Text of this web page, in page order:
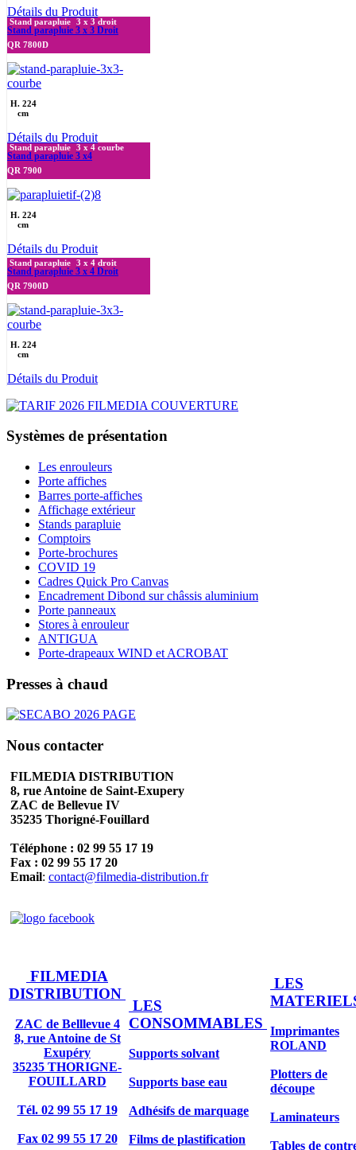
Détails du Produit
Stand parapluie 3 x 3 droit
Stand parapluie 3 x 3 Droit
QR 7800D
H. 224
cm
Détails du Produit
Stand parapluie 3 x 4 courbe
Stand parapluie 3 x4
QR 7900
H. 224
cm
Détails du Produit
Stand parapluie 3 x 4 droit
Stand parapluie 3 x 4 Droit
QR 7900D
H. 224
cm
Détails du Produit
Systèmes de présentation
Les enrouleurs
Porte affiches
Barres porte-affiches
Affichage extérieur
Stands parapluie
Comptoirs
Porte-brochures
COVID 19
Cadres Quick Pro Canvas
Encadrement Dibond sur châssis aluminium
Porte panneaux
Stores à enrouleur
ANTIGUA
Porte-drapeaux WIND et ACROBAT
Presses à chaud
Nous contacter
FILMEDIA DISTRIBUTION
8, rue Antoine de Saint-Exupery
ZAC de Bellevue IV
35235 Thorigné-Fouillard
Téléphone : 02 99 55 17 19
Fax : 02 99 55 17 20
Email: contact@filmedia-distribution.fr
FILMEDIA
DISTRIBUTION
ZAC de Belllevue 4
8, rue Antoine de St
Exupéry
35235 THORIGNE-
FOUILLARD
Tél. 02 99 55 17 19
Fax 02 99 55 17 20
LES
CONSOMMABLES
Supports solvant
Supports base eau
Adhésifs de marquage
Films de plastification
LES
Imprimantes
ROLAND
Plotters de
découpe
Laminateurs
Tables de